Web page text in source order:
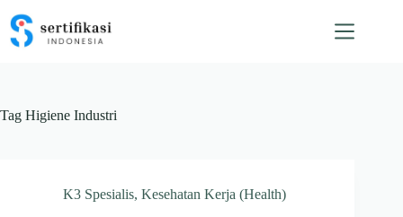
content
Tag Higiene Industri
K3 Spesialis, Kesehatan Kerja (Health)